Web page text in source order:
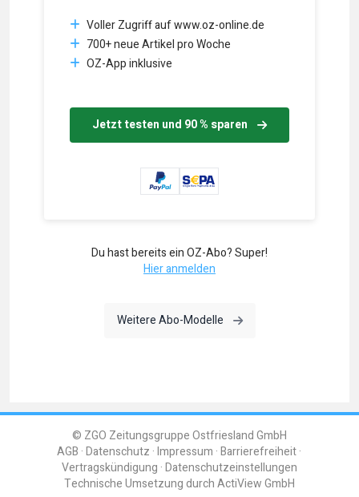
Voller Zugriff auf www.oz-online.de
700+ neue Artikel pro Woche
OZ-App inklusive
Jetzt testen und 90 % sparen
Du hast bereits ein OZ-Abo? Super!
Hier anmelden
Weitere Abo-Modelle
© ZGO Zeitungsgruppe Ostfriesland GmbH
AGB Datenschutz Impressum Barrierefreiheit
Vertragskündigung Datenschutzeinstellungen
Technische Umsetzung durchActiView GmbH